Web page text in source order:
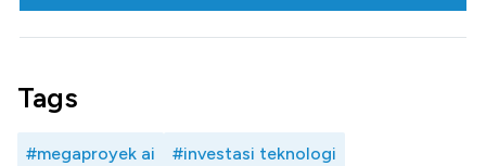
Tags
#megaproyek ai #investasi teknologi